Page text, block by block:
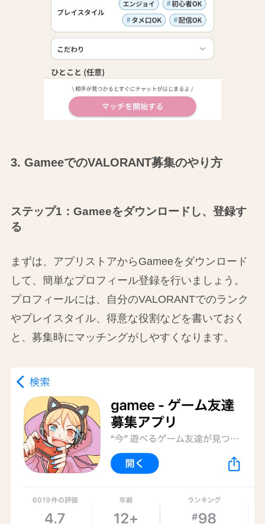
3. GameeでのVALORANT募集のやり方
ステップ1：Gameeをダウンロードし、登録す
る
まずは、アプリストアからGameeをダウンロード
して、簡単なプロフィール登録を行いましょう。
プロフィールには、自分のVALORANTでのランク
やプレイスタイル、得意な役割などを書いておく
と、募集時にマッチングがしやすくなります。